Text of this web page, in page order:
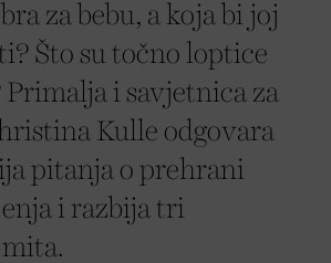
za bebu, a koja bi joj
Što su točno loptice
Primalja i savjetnica za
Kulle odgovara
pitanja o prehrani
i razbija tri